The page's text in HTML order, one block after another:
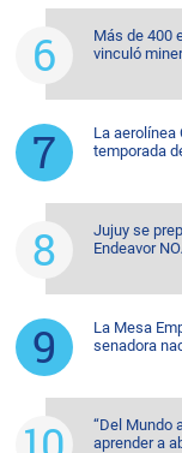
Más de 400
vinculó
La aerolínea
temporada
Jujuy se
Endeavor
La Mesa
senadora
“Del Mundo
aprender a